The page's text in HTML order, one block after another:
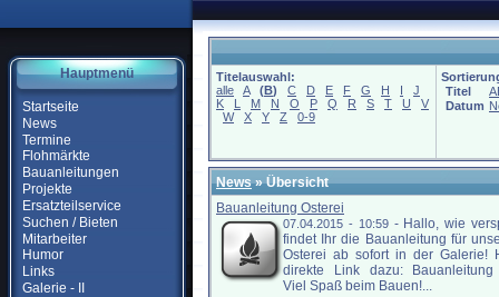
Hauptmenü
Startseite
News
Termine
Flohmärkte
Bauanleitungen
Projekte
Ersatzteilservice
Suchen / Bieten
Mitarbeiter
Humor
Links
Galerie - II
Titelauswahl:
alle
A (B) C D E F G H I
J
K
L M N O P Q R S T U
V
W
X Y Z 0-9
Titel
Datum
News» Übersicht
Bauanleitung Osterei
07.04.2015 - 10:59- Hallo, wie
findet Ihr die Bauanleitung für
Osterei ab sofort in der Galerie!
direkte Link dazu: Bauanleitung
Viel Spaß beim Bauen!...